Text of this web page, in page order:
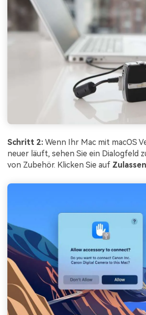
Schritt 2: Wenn Ihr Mac mit macOS
neuer läuft, sehen Sie ein Dialogfeld
von Zubehör. Klicken Sie auf Zulassen